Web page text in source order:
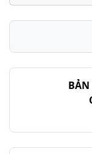
Sáng-thế Ký -